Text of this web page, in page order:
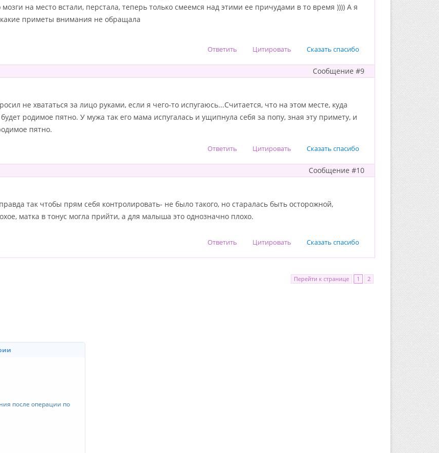
на место встали, перстала, теперь только смеемся над этими ее причудами в то время )))) А я
приметы внимания не обращала
Сказать спасибо
Цитировать
Ответить
Сообщение #9
не хвататься за лицо руками, если я чего-то испугаюсь...Считается, что на этом месте, куда
родимое пятно. У мужа так его мама испугалась и ущипнула себя за попу, зная эту примету, и
пятно.
Сказать спасибо
Цитировать
Ответить
Сообщение #10
так чтобы прям себя контролировать- не было такого, но старалась быть осторожной,
матка в тонус могла прийти, а для малыша это однозначно плохо.
Сказать спасибо
Цитировать
Ответить
Перейти к странице 1 2
после операции по